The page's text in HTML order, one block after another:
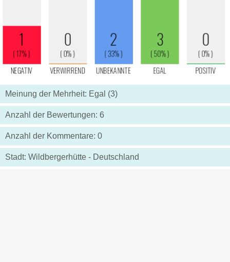
Meinung der Mehrheit: Egal (3)
Anzahl der Bewertungen: 6
Anzahl der Kommentare: 0
Stadt: Wildbergerhütte - Deutschland